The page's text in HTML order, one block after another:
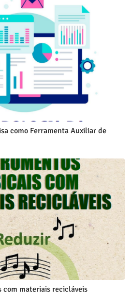
como Ferramenta Auxiliar de
materiais recicláveis